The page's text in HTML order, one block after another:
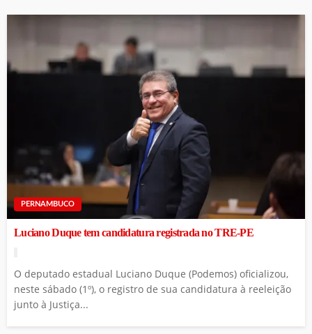
PERNAMBUCO
Luciano Duque tem candidatura registrada no TRE-PE
O deputado estadual Luciano Duque (Podemos) oficializou,
neste sábado (1º), o registro de sua candidatura à reeleição
junto à Justiça...